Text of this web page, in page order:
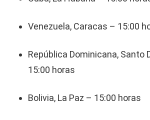
Venezuela, Caracas – 15:00
República Dominicana, Santo
15:00 horas
Bolivia, La Paz – 15:00 horas